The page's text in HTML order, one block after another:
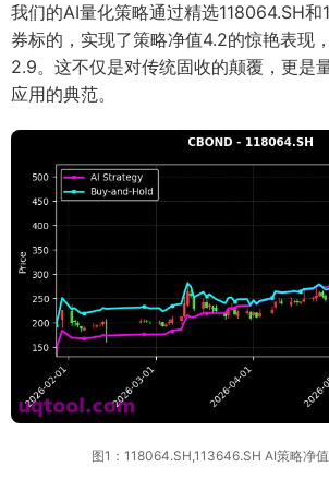
我们的AI量化策略通过精选118064.SH和
券标的，实现了策略净值4.2的惊艳表现
2.9。这不仅是对传统固收的颠覆，更是
应用的典范。
图1：118064.SH,113646.SH AI策略净